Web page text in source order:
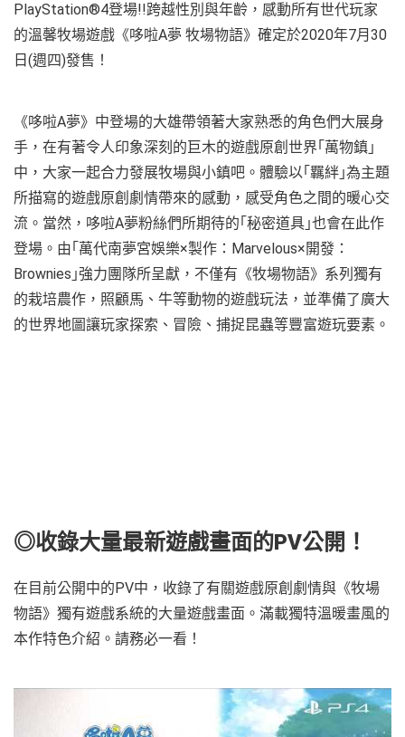
PlayStation®4登場!!跨越性別與年齡，感動所有世代玩家
的溫馨牧場遊戲《哆啦A夢 牧場物語》確定於2020年7月30
日(週四)發售！
《哆啦A夢》中登場的大雄帶領著大家熟悉的角色們大展身
手，在有著令人印象深刻的巨木的遊戲原創世界｢萬物鎮｣
中，大家一起合力發展牧場與小鎮吧。體驗以｢羈絆｣為主題
所描寫的遊戲原創劇情帶來的感動，感受角色之間的暖心交
流。當然，哆啦A夢粉絲們所期待的｢秘密道具｣也會在此作
登場。由｢萬代南夢宮娛樂×製作：Marvelous×開發：
Brownies｣強力團隊所呈獻，不僅有《牧場物語》系列獨有
的栽培農作，照顧馬、牛等動物的遊戲玩法，並準備了廣大
的世界地圖讓玩家探索、冒險、捕捉昆蟲等豐富遊玩要素。
◎收錄大量最新遊戲畫面的PV公開！
在目前公開中的PV中，收錄了有關遊戲原創劇情與《牧場
物語》獨有遊戲系統的大量遊戲畫面。滿載獨特溫暖畫風的
本作特色介紹。請務必一看！